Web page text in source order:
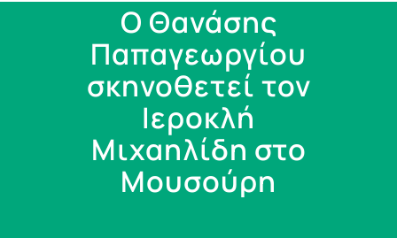
Ο Θανάσης
Παπαγεωργίου
σκηνοθετεί τον
Ιεροκλή
Μιχαηλίδη στο
Μουσούρη